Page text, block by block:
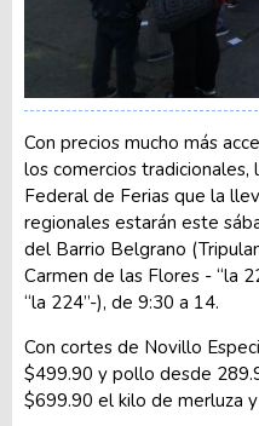
Con precios mucho más
los comercios
Federal de Ferias que la
regionales estarán este
del Barrio Belgrano
Carmen de las Flores - “la
“la 224”-), de 9:30 a 14.
Con cortes de Novillo
$499.90 y pollo desde
$699.90 el kilo de merluza